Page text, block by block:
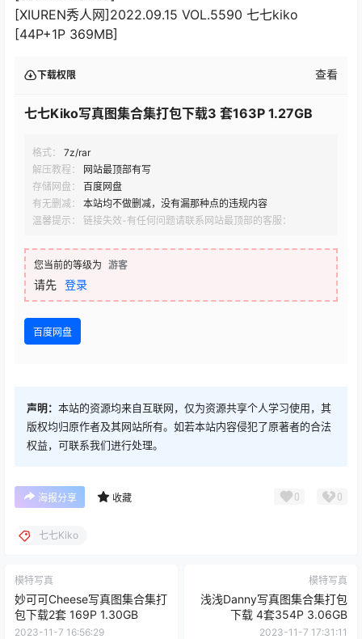
[XIUREN秀人网]2022.09.15 VOL.5590 七七kiko
[44P+1P 369MB]
下载权限 查看
七七Kiko写真图集合集打包下载3 套163P 1.27GB
格式：
7z/rar
解压教程：
网站最顶部有写
存储网盘：
百度网盘
有无删减：
本站均不做删减，没有漏那种点的违规内容
温馨提示： 链接失效-有任何问题请联系网站最顶部的客服：
您当前的等级为 游客
请先 登录
百度网盘
声明： 本站的资源均来自互联网，仅为资源共享个人学习使用，其
版权均归原作者及其网站所有。如若本站内容侵犯了原著者的合法
权益，可联系我们进行处理。
海报分享 收藏 0 0
七七Kiko
模特写真
妙可可Cheese写真图集合集打
包下载2套 169P 1.30GB
2023-11-7 16:56:29
模特写真
浅浅Danny写真图集合集打包
下载 4套354P 3.06GB
2023-11-7 17:31:11